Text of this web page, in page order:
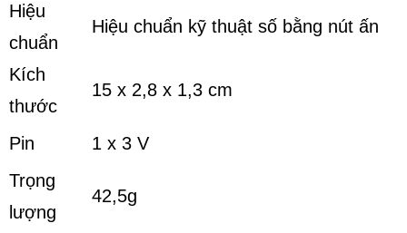
Hiệu
chuẩn
Hiệu chuẩn kỹ thuật số bằng nút ấn
Kích
thước
15 x 2,8 x 1,3 cm
Pin
1 x 3 V
Trọng
lượng
42,5g